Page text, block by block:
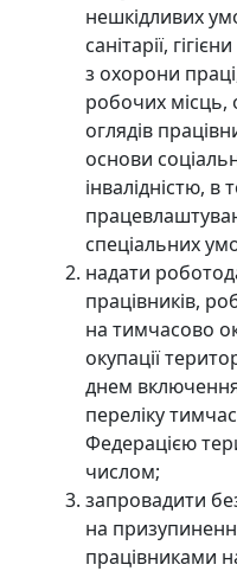
нешкідливих
санітарії,
з охорони
робочих місць,
оглядів
основи
інвалідністю,
спеціальних
надати
працівників,
на тимчасово
окупації
днем включення
переліку
Федерацією
числом;
запровадити
на
працівниками